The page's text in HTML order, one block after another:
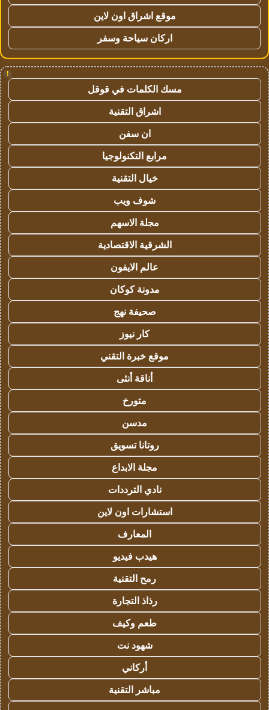
موقع اشراق اون لاين
اركان سياحة وسفر
!
مسك الكلمات في قوقل
اشراق التقنية
ان سفن
مرابع التكنولوجيا
خيال التقنية
شوف ويب
مجلة الاسهم
الشرقية الاقتصادية
عالم الايفون
مدونة كوكان
صحيفة نهج
كار نيوز
موقع خبرة التقني
أناقة أنثى
متورخ
مدسن
روتانا تسويق
مجلة الابداع
نادي الترددات
استشارات اون لاين
المعارف
هيدب فيديو
رمح التقنية
رذاذ التجارة
طعم وكيف
شهود نت
أركاني
مباشر التقنية